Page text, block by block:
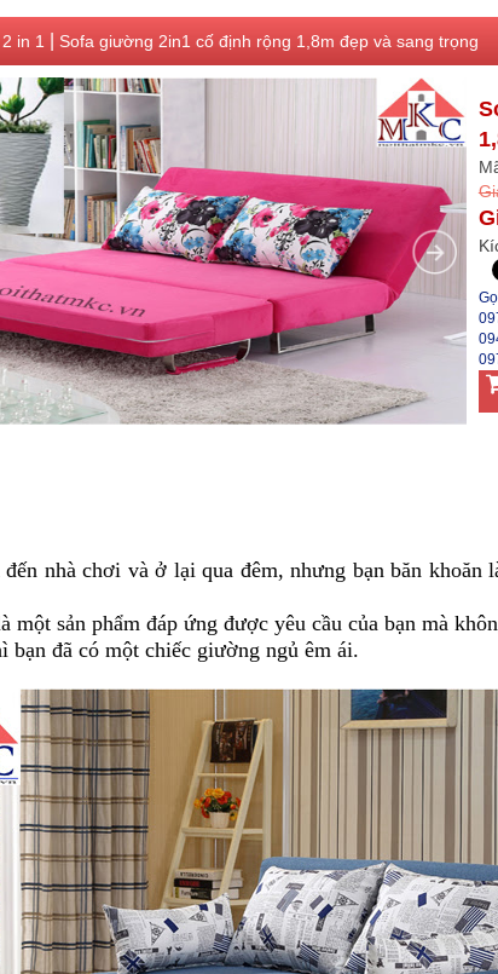
in 1 Sofa giường 2in1 cố định rộng 1,8m đẹp và sang trọng
nhà chơi và ở lại qua đêm, nhưng bạn băn khoăn
một sản phẩm đáp ứng được yêu cầu của bạn mà
bạn đã có một chiếc giường ngủ êm ái.